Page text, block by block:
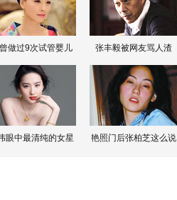
做过9次试管婴儿 张丰毅被网友骂人渣
眼中最清纯的女星 艳照门后张柏芝这么说